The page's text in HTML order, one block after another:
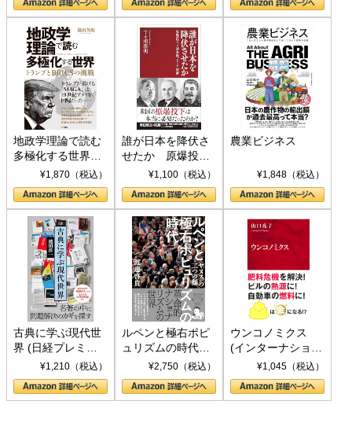
地政学理論で読む
多極化する世界：
トランプとBRICS
の挑戦
¥1,870（税込）
誰が日本を降伏さ
せたか 原爆投
下、ソ連参戦、そ
して聖断 (PHP新
書)
¥1,100（税込）
農業ビジネス
¥1,848（税込）
古典に学ぶ現代世
界 (日経プレミア
シリーズ)¥1,210（税込）
ルペンと極右ポピ
ュリズムの時代：
〈ヤヌス〉の二つ
の顔
¥2,750（税込）
ウンコノミクス
(インターナショナ
ル新書)¥1,045（税込）